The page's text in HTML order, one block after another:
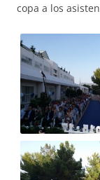
copa a los